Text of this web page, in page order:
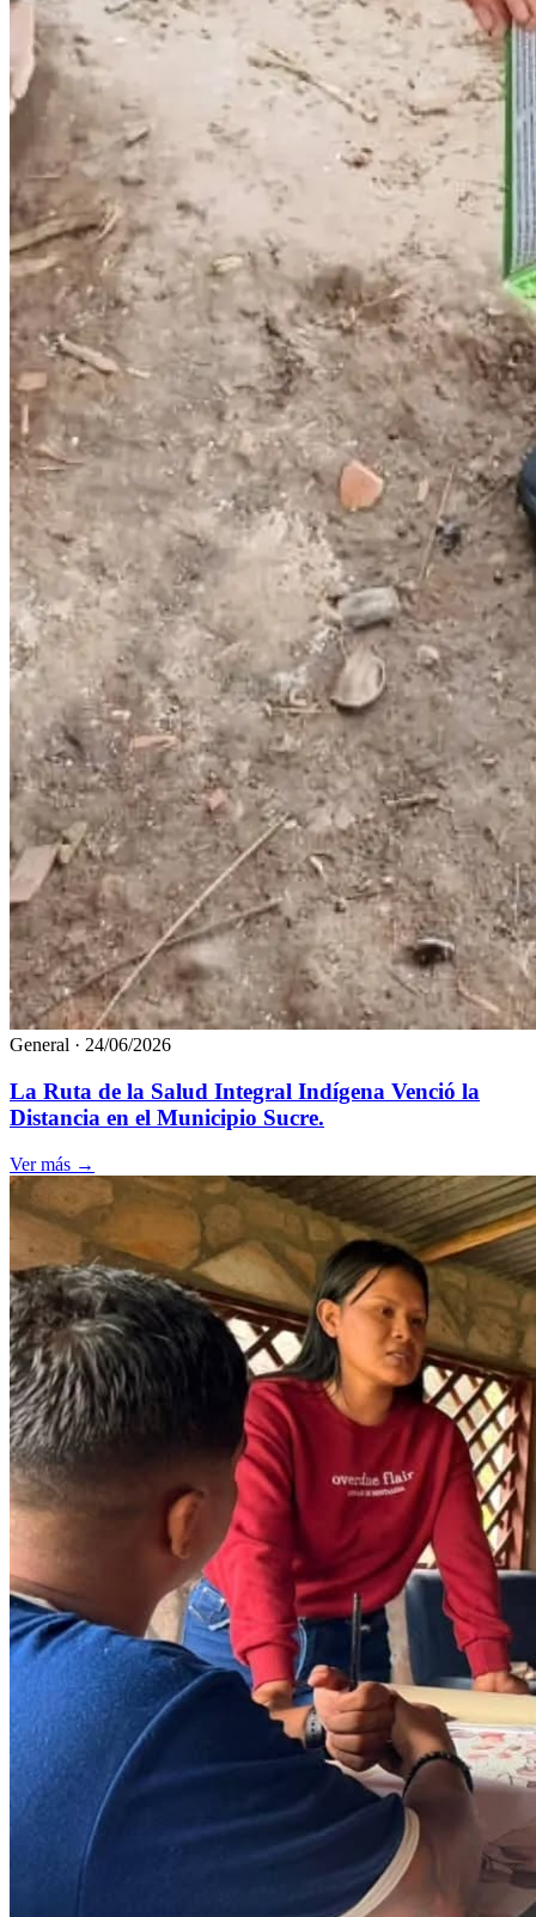
General · 24/06/2026
La Ruta de la Salud Integral Indígena Venció la
Distancia en el Municipio Sucre.
Ver más →